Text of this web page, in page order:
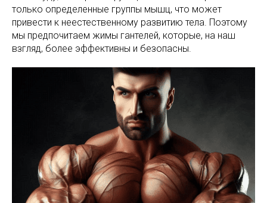
только определенные группы мышц, что может
привести к неестественному развитию тела. Поэтому
мы предпочитаем жимы гантелей, которые, на наш
взгляд, более эффективны и безопасны.